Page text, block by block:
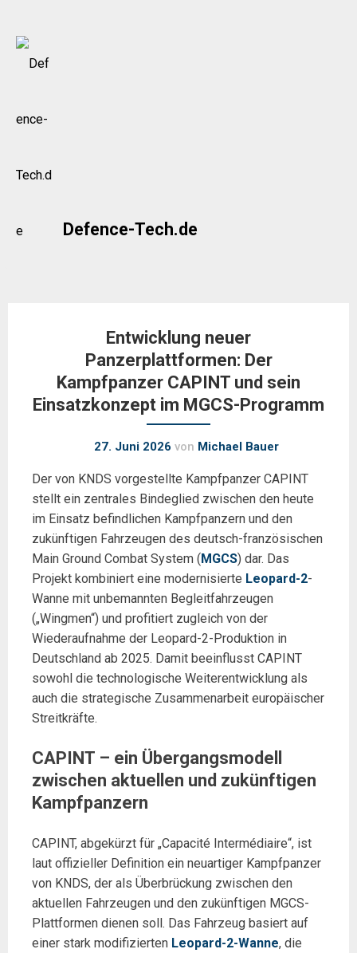
Skip
Defence-Tech.de
Entwicklung neuer
Panzerplattformen: Der
Kampfpanzer CAPINT und sein
Einsatzkonzept im MGCS-Programm
27. Juni 2026 von Michael Bauer
Der von KNDS vorgestellte Kampfpanzer CAPINT
stellt ein zentrales Bindeglied zwischen den heute
im Einsatz befindlichen Kampfpanzern und den
zukünftigen Fahrzeugen des deutsch-französischen
Main Ground Combat System (MGCS) dar. Das
Projekt kombiniert eine modernisierte Leopard-2-
Wanne mit unbemannten Begleitfahrzeugen
(„Wingmen“) und profitiert zugleich von der
Wiederaufnahme der Leopard-2-Produktion in
Deutschland ab 2025. Damit beeinflusst CAPINT
sowohl die technologische Weiterentwicklung als
auch die strategische Zusammenarbeit europäischer
Streitkräfte.
CAPINT – ein Übergangsmodell
zwischen aktuellen und zukünftigen
Kampfpanzern
CAPINT, abgekürzt für „Capacité Intermédiaire“, ist
laut offizieller Definition ein neuartiger Kampfpanzer
von KNDS, der als Überbrückung zwischen den
aktuellen Fahrzeugen und den zukünftigen MGCS-
Plattformen dienen soll. Das Fahrzeug basiert auf
einer stark modifizierten Leopard-2-Wanne, die